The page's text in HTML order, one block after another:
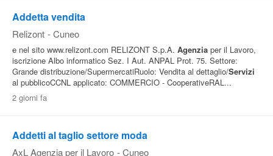
Addetta vendita
Relizont - Cuneo
e nel sito www.relizont.com RELIZONT S.p.A. Agenzia per il Lavoro,
iscrizione Albo informatico Sez. I Aut. ANPAL Prot. 75. Settore:
Grande distribuzione/SupermercatiRuolo: Vendita al dettaglio/Servizi
al pubblicoCCNL applicato: COMMERCIO - CooperativeRAL...
2 giorni fa
Addetti al taglio settore moda
AxL Agenzia per il Lavoro - Cuneo